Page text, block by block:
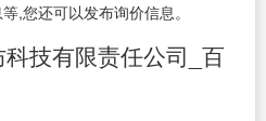
,您还可以发布询价信息。
技有限责任公司_百